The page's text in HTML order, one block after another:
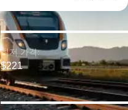
최저 가격:
$221